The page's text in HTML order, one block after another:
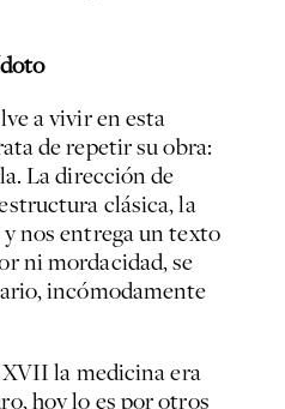
a vivir en esta
de repetir su obra:
La dirección de
clásica, la
nos entrega un texto
ni mordacidad, se
incómodamente
la medicina era
hoy lo es por otros